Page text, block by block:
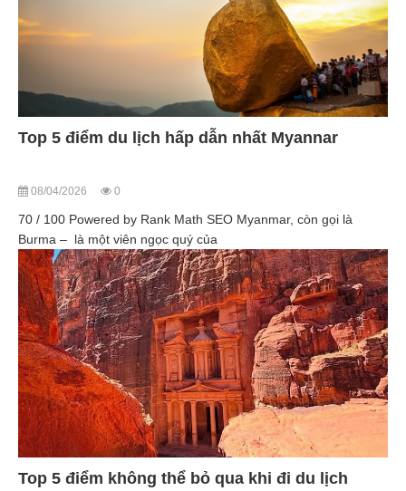
Top 5 điểm du lịch hấp dẫn nhất Myannar
08/04/2026 0
70 / 100 Powered by Rank Math SEO Myanmar, còn gọi là
Burma – là một viên ngọc quý của
Top 5 điểm không thể bỏ qua khi đi du lịch